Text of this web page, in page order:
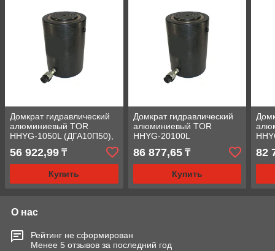
Домкрат гидравлический
алюминиевый TOR
HHYG-1050L (ДГА10П50),
56 922,99 ₸
Купить
Домкрат гидравлический
алюминиевый TOR
HHYG-20100L
(ДГА20П100), 20т
86 877,65₸
Купить
82
О нас
Рейтинг не сформирован
Менее 5 отзывов за последний год